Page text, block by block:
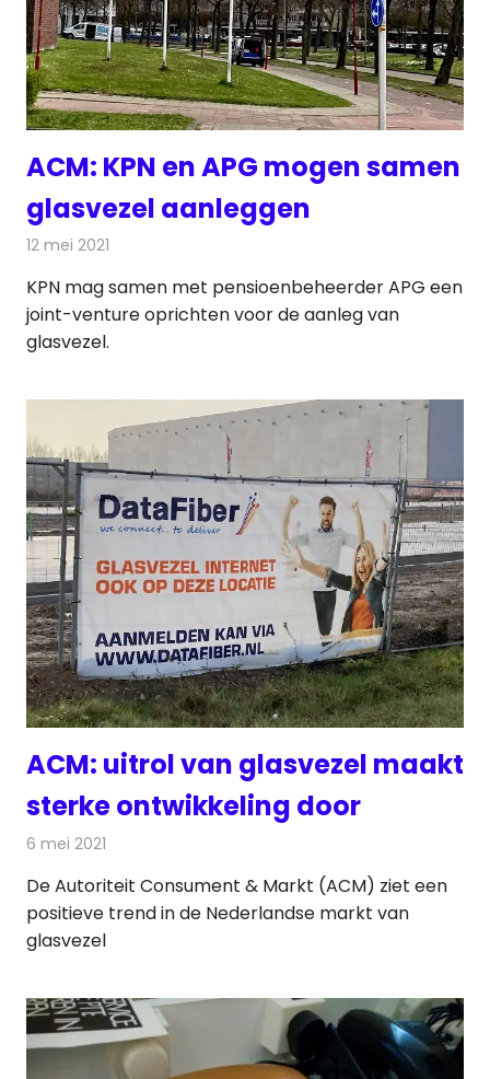
ACM: KPN en APG mogen samen
glasvezel aanleggen
12 mei 2021
KPN mag samen met pensioenbeheerder APG een
joint-venture oprichten voor de aanleg van
glasvezel.
ACM: uitrol van glasvezel maakt
sterke ontwikkeling door
6 mei 2021
De Autoriteit Consument & Markt (ACM) ziet een
positieve trend in de Nederlandse markt van
glasvezel